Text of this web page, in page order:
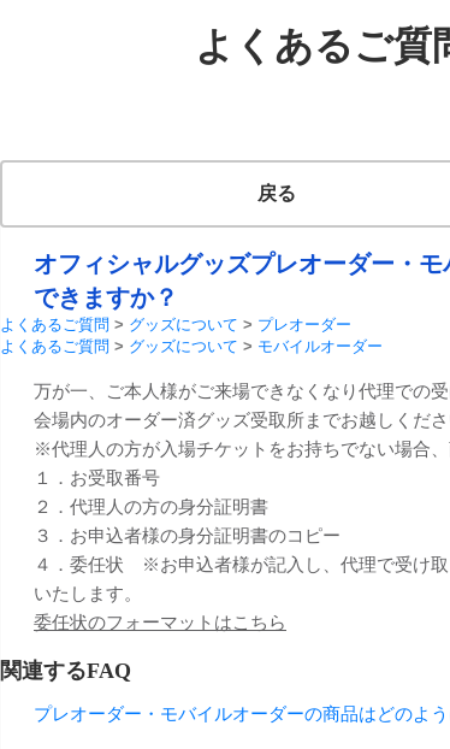
よくあるご質
戻る
オフィシャルグッズプレオーダー・
できますか？
よくあるご質問 > グッズについて > プレオーダー
よくあるご質問 > グッズについて > モバイルオーダー
万が一、ご本人様がご来場できなくなり代理での
会場内のオーダー済グッズ受取所までお越しくださ
※代理人の方が入場チケットをお持ちでない場合
１．お受取番号
２．代理人の方の身分証明書
３．お申込者様の身分証明書のコピー
４．委任状 ※お申込者様が記入し、代理で受け
いたします。
委任状のフォーマットはこちら
関連するFAQ
プレオーダー・モバイルオーダーの商品はどのよ